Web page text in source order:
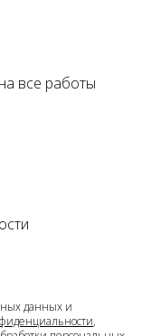
все работы
данных и
,